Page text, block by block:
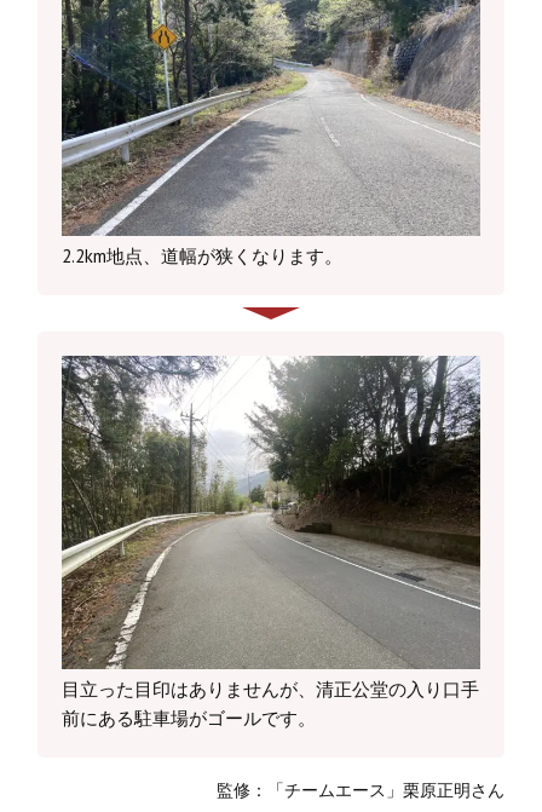
2.2km地点、道幅が狭くなります。
目立った目印はありませんが、清正公堂の入り口手
前にある駐車場がゴールです。
監修：「チームエース」栗原正明さん